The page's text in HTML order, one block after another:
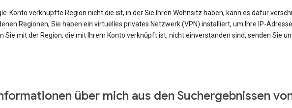
Konto verknüpfte Region nicht die ist, in der Sie Ihren Wohnsitz haben, kann es dafür
Regionen, Sie haben ein virtuelles privates Netzwerk (VPN) installiert, um Ihre IP-
Sie mit der Region, die mit Ihrem Konto verknüpft ist, nicht einverstanden sind, senden Sie
über mich aus den Suchergebnissen